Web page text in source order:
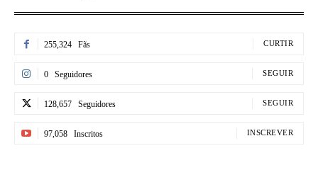
255,324 Fãs CURTIR
0 Seguidores SEGUIR
128,657 Seguidores SEGUIR
97,058 Inscritos INSCREVER